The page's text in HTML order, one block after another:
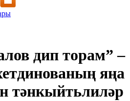
дип торам” –
яңа
тәнкыйтьлиләр